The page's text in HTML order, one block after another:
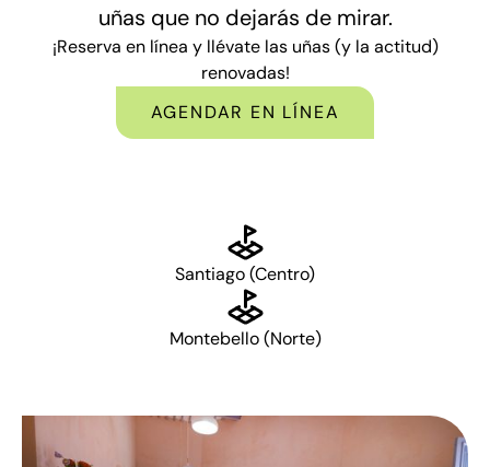
uñas que no dejarás de mirar.
¡Reserva en línea y llévate las uñas (y la actitud)
renovadas!
AGENDAR EN LÍNEA
Santiago (Centro)
Montebello (Norte)